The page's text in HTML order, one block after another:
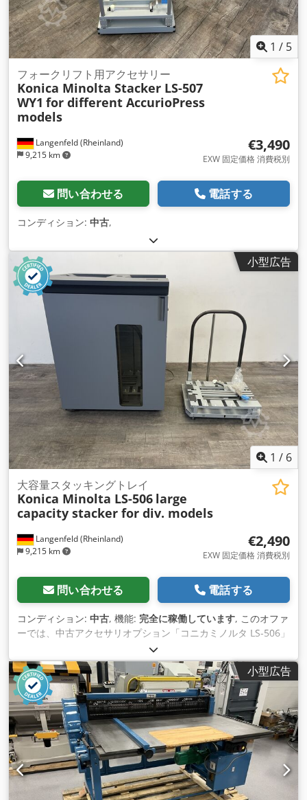
1 / 5
Langenfeld (Rheinland)
9,215 km
フォークリフト用アクセサリー
Konica Minolta Stacker LS-507
WY1 for different AccurioPress
models
€3,490
EXW 固定価格 消費税別
問い合わせる 電話する
コンディション: 中古,
小型広告
1 / 6
Langenfeld (Rheinland)
9,215 km
大容量スタッキングトレイ
Konica Minolta LS-506 large
capacity stacker for div. models
€2,490
EXW 固定価格 消費税別
問い合わせる 電話する
コンディション: 中古, 機能: 完全に稼働しています, このオファ
ーでは、中古アクセサリオプション「コニカミノルタ LS-506」
を入手できます。 販売商品: Cedev R Tu Rjpfx Afvsrf コニカミ
ノルタ LS-506 大容量スタッカー 1 台: さまざまなミノルタ生産
機械に適合 状態： このオファーは中古デバイスを対象として
おり、使用感がある可能性があります （軽微な傷や黄ばみな
ど）。 デバイスの機能性はテスト済みです 梱包と配送: 営業時
間内にデバイスをご覧いただけます。ぜひご予約ください！ ご
要望に応じて、耐航性のある梱包と世界中への発送も承りま
す。 発送または回収の前に、機能テストがビデオに録画されま
す。 さらに詳しい情報をご希望の場合は、もちろん直接弊社ま
でお問い合わせいただくこともできます。
小型広告